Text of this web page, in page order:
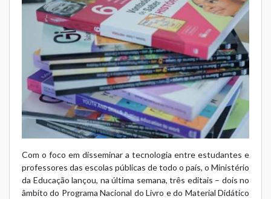
Com o foco em disseminar a tecnologia entre estudantes e
professores das escolas públicas de todo o país, o Ministério
da Educação lançou, na última semana, três editais – dois no
âmbito do Programa Nacional do Livro e do Material Didático